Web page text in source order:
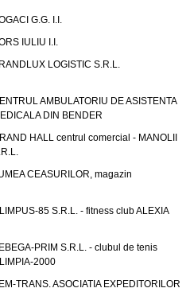
G.G. I.I.
IULIU I.I.
LOGISTIC S.R.L.
AMBULATORIU DE ASISTENTA
DIN BENDER
HALL centrul comercial - MANOLII
CEASURILOR, magazin
85 S.R.L. - fitness club ALEXIA
PRIM S.R.L. - clubul de tenis
2000
TRANS. ASOCIATIA EXPEDITORILOR